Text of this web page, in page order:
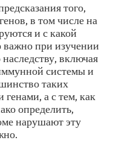
того,
в том числе на
и с какой
важно при изучении
включая
системы и
таких
а с тем, как
определить,
нарушают эту